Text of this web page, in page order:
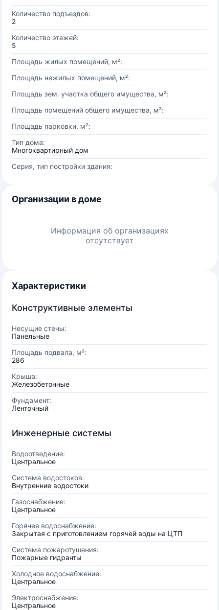
Количество подъездов:
2
Количество этажей:
5
Площадь жилых помещений, м²:
Площадь нежилых помещений, м²:
Площадь зем. участка общего имущества, м²:
Площадь помещений общего имущества, м²:
Площадь парковки, м²:
Тип дома:
Многоквартирный дом
Серия, тип постройки здания:
Организации в доме
Информация об организациях
отсутствует
Характеристики
Конструктивные элементы
Несущие стены:
Панельные
Площадь подвала, м²:
286
Крыша:
Железобетонные
Фундамент:
Ленточный
Инженерные системы
Водоотведение:
Центральное
Система водостоков:
Внутренние водостоки
Газоснабжение:
Центральное
Горячее водоснабжение:
Закрытая с приготовлением горячей воды на ЦТП
Система пожаротушения:
Пожарные гидранты
Холодное водоснабжение:
Центральное
Электроснабжение:
Центральное